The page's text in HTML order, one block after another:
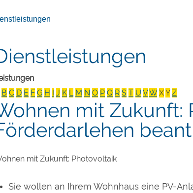
B C D E F G H I J K L M N O P Q R S T U VW XY Z
mit Zukunft:
mit Zukunft: Photovoltaik
Sie wollen an Ihrem Wohnhaus eine PV-